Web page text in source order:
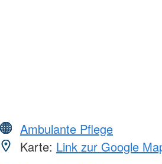
Ambulante Pflege
Karte: Link zur Google